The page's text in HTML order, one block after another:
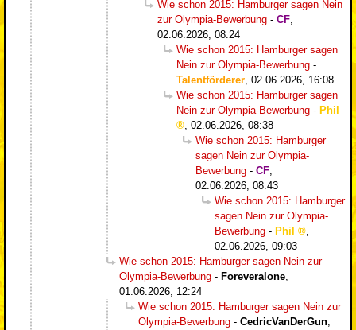
Wie schon 2015: Hamburger sagen Nein
zur Olympia-Bewerbung - CF,
02.06.2026, 08:24
Wie schon 2015: Hamburger sagen
Nein zur Olympia-Bewerbung -
Talentförderer, 02.06.2026, 16:08
Wie schon 2015: Hamburger sagen
Nein zur Olympia-Bewerbung - Phil
, 02.06.2026, 08:38
Wie schon 2015: Hamburger
sagen Nein zur Olympia-
Bewerbung - CF,
02.06.2026, 08:43
Wie schon 2015: Hamburger
sagen Nein zur Olympia-
Bewerbung - Phil
,
02.06.2026, 09:03
Wie schon 2015: Hamburger sagen Nein zur
Olympia-Bewerbung - Foreveralone,
01.06.2026, 12:24
Wie schon 2015: Hamburger sagen Nein zur
Olympia-Bewerbung - CedricVanDerGun,